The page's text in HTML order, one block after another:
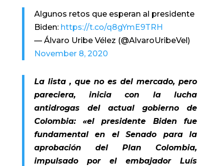
Algunos retos que esperan al presidente
Biden: https://t.co/q8gYmE9TRH
— Álvaro Uribe Vélez (@AlvaroUribeVel)
November 8, 2020
La lista , que no es del mercado, pero
pareciera, inicia con la lucha
antidrogas del actual gobierno de
Colombia: «el presidente Biden fue
fundamental en el Senado para la
aprobación del Plan Colombia,
impulsado por el embajador Luís